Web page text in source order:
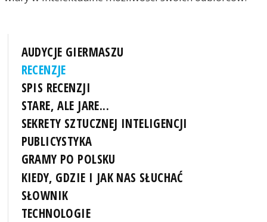
AUDYCJE GIERMASZU
RECENZJE
SPIS RECENZJI
STARE, ALE JARE...
SEKRETY SZTUCZNEJ INTELIGENCJI
PUBLICYSTYKA
GRAMY PO POLSKU
KIEDY, GDZIE I JAK NAS SŁUCHAĆ
SŁOWNIK
TECHNOLOGIE